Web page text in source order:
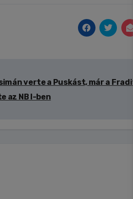
verte a Puskást, már a Fradit
az NB I-ben